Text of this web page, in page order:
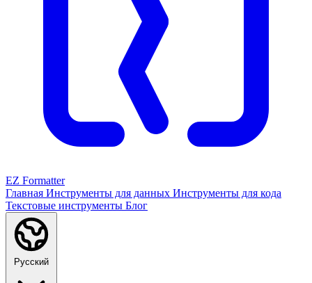
EZ Formatter
Главная Инструменты для данных Инструменты для кода
Текстовые инструменты Блог
Русский